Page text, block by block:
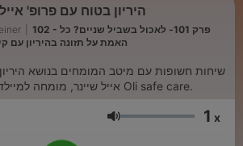
היריון בטוח עם פרופ'
102 - פרק 101- לאכול בשביל שניים? כל
האמת על תזונה בהיריון עם
שיחות חשופות עם מיטב המומחים בנושא
אייל שיינר, מומחה למיילדות וגניקולוגיה. בחסות Oli safe care.
Volumen 1 x